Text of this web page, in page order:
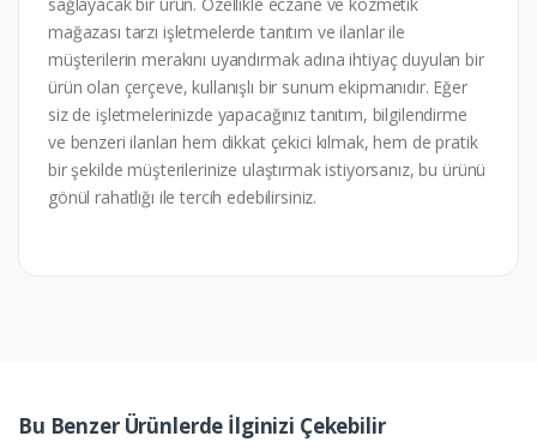
mağazası tarzı işletmelerde tanıtım ve ilanlar ile
müşterilerin merakını uyandırmak adına ihtiyaç duyulan bir
ürün olan çerçeve, kullanışlı bir sunum ekipmanıdır. Eğer
siz de işletmelerinizde yapacağınız tanıtım, bilgilendirme
ve benzeri ilanları hem dikkat çekici kılmak, hem de pratik
bir şekilde müşterilerinize ulaştırmak istiyorsanız, bu ürünü
gönül rahatlığı ile tercih edebilirsiniz.
Bu Benzer Ürünlerde İlginizi Çekebilir